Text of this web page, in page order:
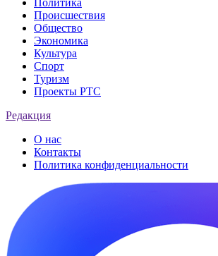
Политика
Происшествия
Общество
Экономика
Культура
Спорт
Туризм
Проекты РТС
Редакция
О нас
Контакты
Политика конфиденциальности